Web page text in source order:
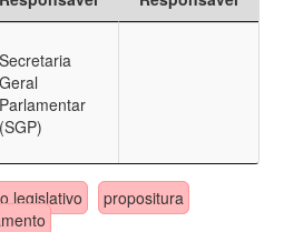
Secretaria
Geral
Parlamentar
(SGP)
legislativo
propositura